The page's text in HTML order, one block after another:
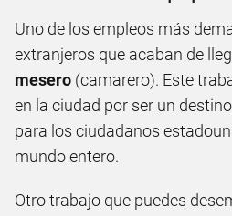
Uno de los empleos más
extranjeros que acaban de
mesero (camarero). Este
en la ciudad por ser un
para los ciudadanos
mundo entero.
Otro trabajo que puedes